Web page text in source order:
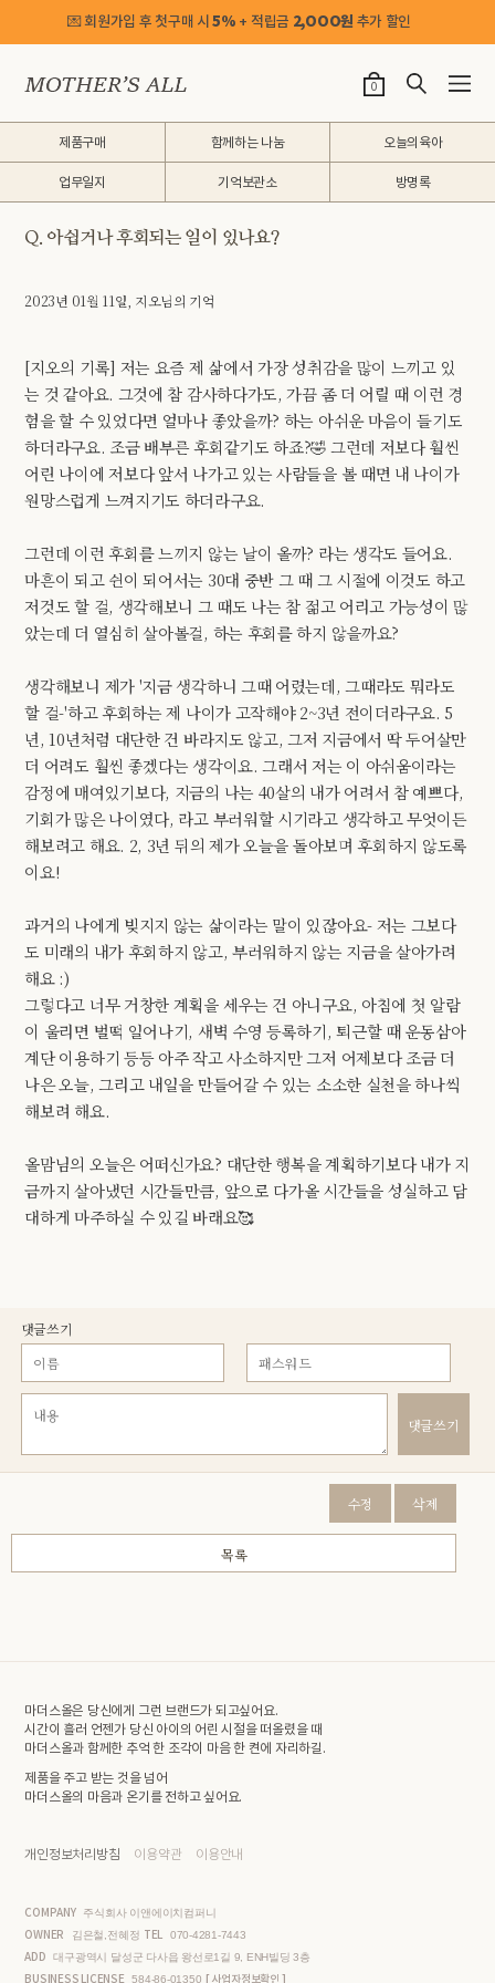
💌 회원가입 후 첫구매 시5% + 적립금 2,OOO원 추가 할인
0
제품구매 함께하는 나눔 오늘의육아
업무일지 기억보관소 방명록
Q. 아쉽거나 후회되는 일이 있나요?
2023년 01월 11일, 지오님의 기억
[지오의 기록] 저는 요즘 제 삶에서 가장 성취감을 많이 느끼고 있
는 것 같아요. 그것에 참 감사하다가도, 가끔 좀 더 어릴 때 이런 경
험을 할 수 있었다면 얼마나 좋았을까? 하는 아쉬운 마음이 들기도
하더라구요. 조금 배부른 후회같기도 하죠?🤣 그런데 저보다 훨씬
어린 나이에 저보다 앞서 나가고 있는 사람들을 볼 때면 내 나이가
원망스럽게 느껴지기도 하더라구요.
그런데 이런 후회를 느끼지 않는 날이 올까? 라는 생각도 들어요.
마흔이 되고 쉰이 되어서는 30대 중반 그 때 그 시절에 이것도 하고
저것도 할 걸, 생각해보니 그 때도 나는 참 젊고 어리고 가능성이 많
았는데 더 열심히 살아볼걸, 하는 후회를 하지 않을까요?
생각해보니 제가 '지금 생각하니 그때 어렸는데, 그때라도 뭐라도
할 걸-'하고 후회하는 제 나이가 고작해야 2~3년 전이더라구요. 5
년, 10년처럼 대단한 건 바라지도 않고, 그저 지금에서 딱 두어살만
더 어려도 훨씬 좋겠다는 생각이요. 그래서 저는 이 아쉬움이라는
감정에 매여있기보다, 지금의 나는 40살의 내가 어려서 참 예쁘다,
기회가 많은 나이였다, 라고 부러워할 시기라고 생각하고 무엇이든
해보려고 해요. 2, 3년 뒤의 제가 오늘을 돌아보며 후회하지 않도록
이요!
과거의 나에게 빚지지 않는 삶이라는 말이 있잖아요- 저는 그보다
도 미래의 내가 후회하지 않고, 부러워하지 않는 지금을 살아가려
해요 :)
그렇다고 너무 거창한 계획을 세우는 건 아니구요, 아침에 첫 알람
이 울리면 벌떡 일어나기, 새벽 수영 등록하기, 퇴근할 때 운동삼아
계단 이용하기 등등 아주 작고 사소하지만 그저 어제보다 조금 더
나은 오늘, 그리고 내일을 만들어갈 수 있는 소소한 실천을 하나씩
해보려 해요.
올맘님의 오늘은 어떠신가요? 대단한 행복을 계획하기보다 내가 지
금까지 살아냈던 시간들만큼, 앞으로 다가올 시간들을 성실하고 담
대하게 마주하실 수 있길 바래요🥰
댓글쓰기
댓글쓰기
수정 삭제
목록
마더스올은 당신에게 그런 브랜드가 되고싶어요.
시간이 흘러 언젠가 당신 아이의 어린 시절을 떠올렸을 때
마더스올과 함께한 추억 한 조각이 마음 한 켠에 자리하길.
제품을 주고 받는 것을 넘어
마더스올의 마음과 온기를 전하고 싶어요.
개인정보처리방침 이용약관 이용안내
COMPANY 주식회사 이앤에이치컴퍼니
OWNER 김은철,전혜정 TEL 070-4281-7443
ADD 대구광역시 달성군 다사읍 왕선로1길 9, ENH빌딩 3층
BUSINESS LICENSE 584-86-01350 [ 사업자정보확인 ]